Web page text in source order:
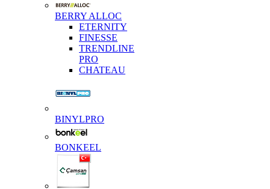
BERRY ALLOC
ETERNITY
FINESSE
TRENDLINE
PRO
CHATEAU
BINYLPRO
BONKEEL